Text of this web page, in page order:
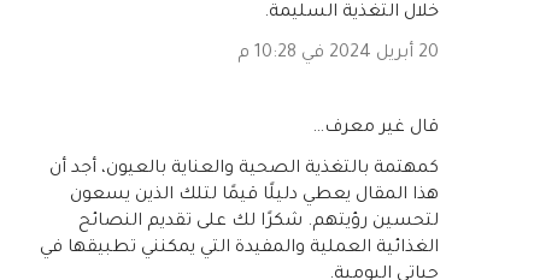
خلال التغذية السليمة.
20 أبريل 2024 في 10:28 م
‏قال غير معرف…
كمهتمة بالتغذية الصحية والعناية بالعيون، أجد أن
هذا المقال يعطي دليلًا قيمًا لتلك الذين يسعون
لتحسين رؤيتهم. شكرًا لك على تقديم النصائح
الغذائية العملية والمفيدة التي يمكنني تطبيقها في
حياتي اليومية.